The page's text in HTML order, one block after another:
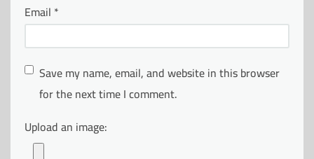
Email *
Save my name, email, and website in this browser
for the next time I comment.
Upload an image: